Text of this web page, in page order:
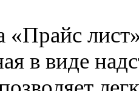
«Прайс
в виде